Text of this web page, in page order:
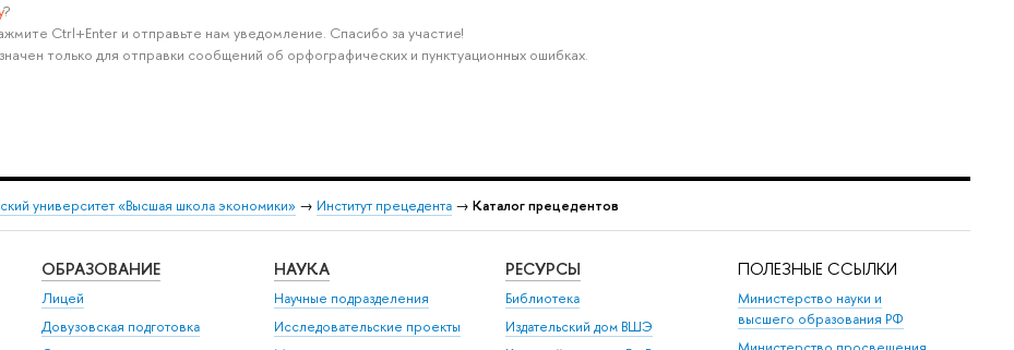
?
Ctrl+Enter и отправьте нам уведомление. Спасибо за участие!
только для отправки сообщений об орфографических и пунктуационных ошибках.
университет «Высшая школа экономики» → Институт прецедента → Каталог прецедентов
ОБРАЗОВАНИЕ
Лицей
Довузовская подготовка
НАУКА
Научные подразделения
Исследовательские проекты
РЕСУРСЫ
Библиотека
Издательский дом ВШЭ
ПОЛЕЗНЫЕ ССЫЛКИ
Министерство науки и
высшего образования РФ